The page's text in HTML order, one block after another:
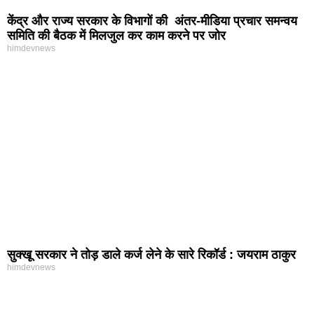
केंद्र और राज्य सरकार के विभागों की अंतर-मीडिया प्रचार समन्वय
समिति की बैठक में मिलजुल कर काम करने पर जोर
himdevnews
सुक्खू सरकार ने तोड़ डाले कर्ज लेने के सारे रिकॉर्ड : जयराम ठाकुर
himdevnews